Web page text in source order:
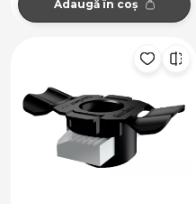
Adaugă în coș